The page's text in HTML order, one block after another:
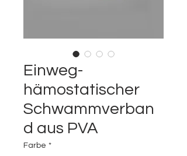
Einweg-
hämostatischer
Schwammverban
d aus PVA
Farbe *